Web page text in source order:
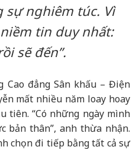
sự nghiêm túc. Vì
tin duy nhất:
sẽ đến”.
đẳng Sân khấu – Điện
mất nhiều năm loay hoay
tiên. “Có những ngày mình
bản thân”, anh thừa nhận.
chọn đi tiếp bằng tất cả sự